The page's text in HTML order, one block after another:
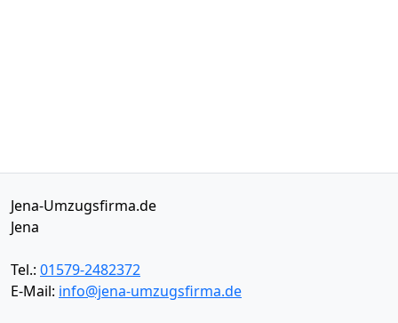
Jena-Umzugsfirma.de
Jena
Tel.: 01579-2482372
E-Mail: info@jena-umzugsfirma.de